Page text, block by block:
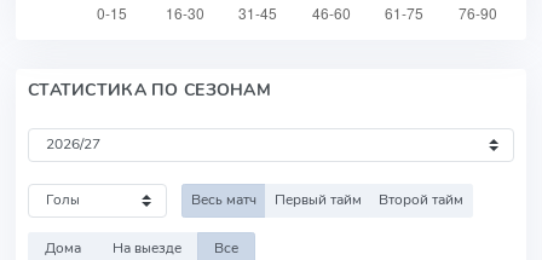
СТАТИСТИКА ПО СЕЗОНАМ
Весь матч Первый тайм Второй тайм
Дома На выезде Все